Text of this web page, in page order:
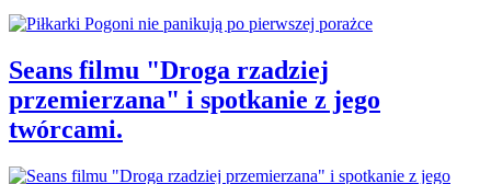
Seans filmu "Droga rzadziej
przemierzana" i spotkanie z jego
twórcami.